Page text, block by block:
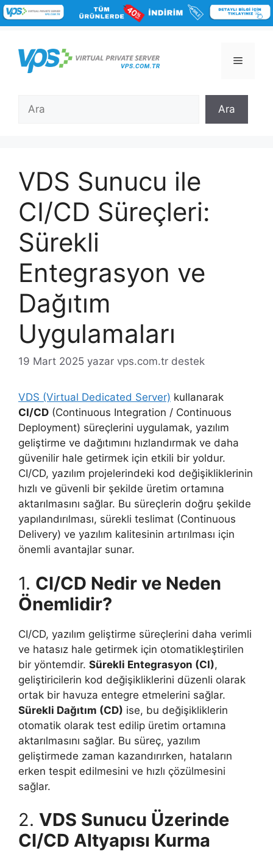
İçeriğe
atla
Menü
Ara
VDS Sunucu ile
CI/CD Süreçleri:
Sürekli
Entegrasyon ve
Dağıtım
Uygulamaları
19 Mart 2025 yazar vps.com.tr destek
VDS (Virtual Dedicated Server) kullanarak
CI/CD (Continuous Integration / Continuous
Deployment) süreçlerini uygulamak, yazılım
geliştirme ve dağıtımını hızlandırmak ve daha
güvenilir hale getirmek için etkili bir yoldur.
CI/CD, yazılım projelerindeki kod değişikliklerinin
hızlı ve güvenli bir şekilde üretim ortamına
aktarılmasını sağlar. Bu süreçlerin doğru şekilde
yapılandırılması, sürekli teslimat (Continuous
Delivery) ve yazılım kalitesinin artırılması için
önemli avantajlar sunar.
1. CI/CD Nedir ve Neden
Önemlidir?
CI/CD, yazılım geliştirme süreçlerini daha verimli
ve hatasız hale getirmek için otomatikleştirilen
bir yöntemdir. Sürekli Entegrasyon (CI),
geliştiricilerin kod değişikliklerini düzenli olarak
ortak bir havuza entegre etmelerini sağlar.
Sürekli Dağıtım (CD) ise, bu değişikliklerin
otomatik olarak test edilip üretim ortamına
aktarılmasını sağlar. Bu süreç, yazılım
geliştirmede zaman kazandırırken, hataların
erken tespit edilmesini ve hızlı çözülmesini
sağlar.
2. VDS Sunucu Üzerinde
CI/CD Altyapısı Kurma